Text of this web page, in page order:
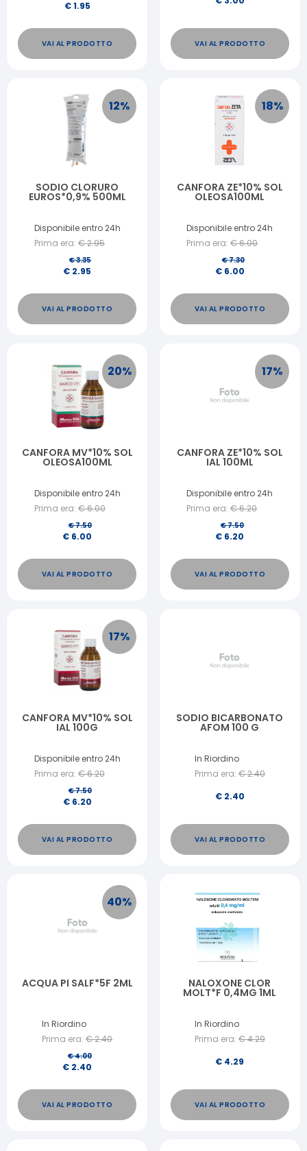
€1.95
VAI AL PRODOTTO VAI AL PRODOTTO
12%
SODIO CLORURO
EUROS*0,9% 500ML
Disponibile entro 24h
Prima era: €2.95
€3.35
€ 2.95
VAI AL PRODOTTO
18%
CANFORA ZE*10% SOL
OLEOSA100ML
Disponibile entro 24h
Prima era: €6.00
€7.30
€ 6.00
VAI AL PRODOTTO
20%
CANFORA MV*10% SOL
OLEOSA100ML
Disponibile entro 24h
Prima era: €6.00
€7.50
€ 6.00
VAI AL PRODOTTO
17%
CANFORA ZE*10% SOL
IAL 100ML
Disponibile entro 24h
Prima era: €6.20
€7.50
€ 6.20
VAI AL PRODOTTO
17%
CANFORA MV*10% SOL
IAL 100G
Disponibile entro 24h
Prima era: €6.20
€7.50
€ 6.20
VAI AL PRODOTTO
SODIO BICARBONATO
AFOM 100 G
In Riordino
Prima era: €2.40
€ 2.40
VAI AL PRODOTTO
40%
ACQUA PI SALF*5F 2ML
In Riordino
Prima era: €2.40
€4.00
€ 2.40
VAI AL PRODOTTO
NALOXONE CLOR
MOLT*F 0,4MG 1ML
In Riordino
Prima era: €4.29
€ 4.29
VAI AL PRODOTTO